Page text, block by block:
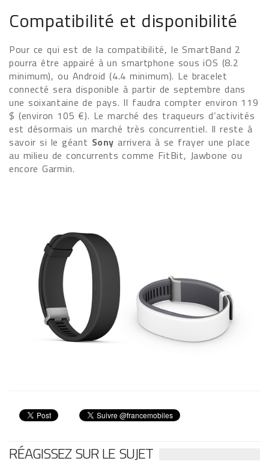
Compatibilité et disponibilité
Pour ce qui est de la compatibilité, le SmartBand 2
pourra être appairé à un smartphone sous iOS (8.2
minimum), ou Android (4.4 minimum). Le bracelet
connecté sera disponible à partir de septembre dans
une soixantaine de pays. Il faudra compter environ 119
$ (environ 105 €). Le marché des traqueurs d’activités
est désormais un marché très concurrentiel. Il reste à
savoir si le géant Sony arrivera à se frayer une place
au milieu de concurrents comme FitBit, Jawbone ou
encore Garmin.
RÉAGISSEZ SUR LE SUJET